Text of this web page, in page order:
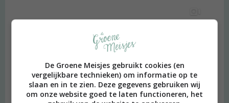
De Groene Meisjes gebruikt cookies (en
vergelijkbare technieken) om informatie op te
slaan en in te zien. Deze gegevens gebruiken wij
om onze website goed te laten functioneren, het